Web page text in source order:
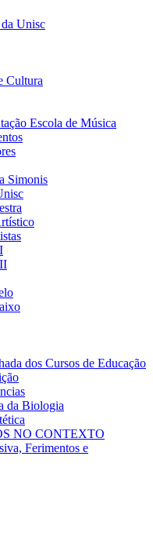
Unisc
Cultura
Escola de Música
Simonis
dos Cursos de Educação
da Biologia
NO CONTEXTO
Ferimentos e